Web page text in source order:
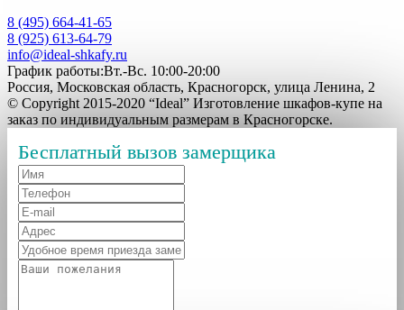
8 (495) 664-41-65
8 (925) 613-64-79
info@ideal-shkafy.ru
График работы:Вт.-Вс. 10:00-20:00
Россия, Московская область, Красногорск, улица Ленина, 2
© Copyright 2015-2020 “Ideal” Изготовление шкафов-купе на
заказ по индивидуальным размерам в Красногорске.
Бесплатный вызов замерщика